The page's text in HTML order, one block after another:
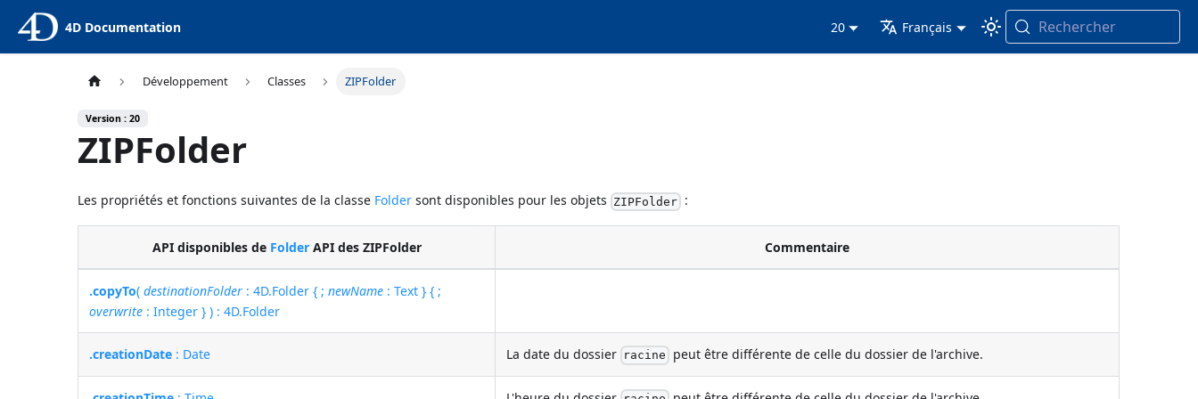
4D Documentation 20 Français Rechercher
Développement Classes ZIPFolder
Version : 20
ZIPFolder
Les propriétés et fonctions suivantes de la classe Folder sont disponibles pour les objets ZIPFolder :
API disponibles de FolderAPI des ZIPFolder Commentaire
.copyTo(destinationFolder : 4D.Folder { ;newName : Text } { ;
overwrite : Integer } ) : 4D.Folder
.creationDate : Date La date du dossier racine peut être différente de celle du dossier de l'archive.